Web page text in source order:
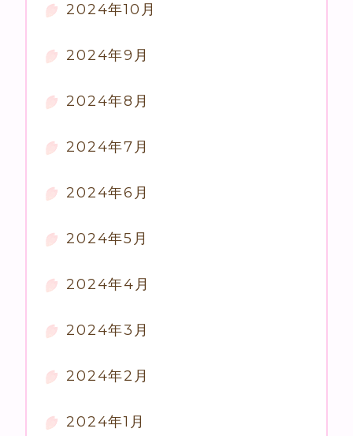
2024年10月
2024年9月
2024年8月
2024年7月
2024年6月
2024年5月
2024年4月
2024年3月
2024年2月
2024年1月